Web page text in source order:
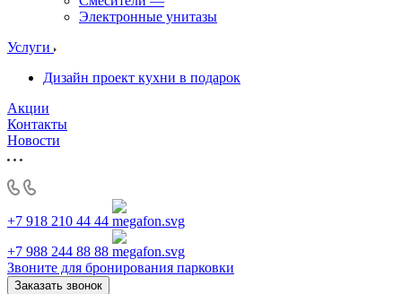
Электронные унитазы
Услуги
Дизайн проект кухни в подарок
Акции
Контакты
Новости
+7 918 210 44 44
+7 988 244 88 88
Звоните для бронирования парковки
Заказать звонок